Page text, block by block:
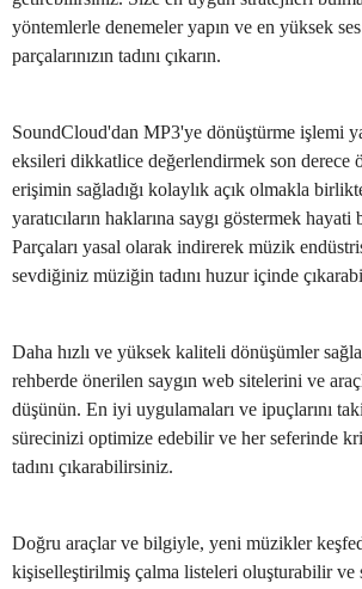
yöntemlerle denemeler yapın ve en yüksek
parçalarınızın tadını çıkarın.
SoundCloud'dan MP3'ye dönüştürme işlemi
eksileri dikkatlice değerlendirmek son derece
erişimin sağladığı kolaylık açık olmakla
yaratıcıların haklarına saygı göstermek
Parçaları yasal olarak indirerek müzik
sevdiğiniz müziğin tadını huzur içinde
Daha hızlı ve yüksek kaliteli dönüşümler
rehberde önerilen saygın web sitelerini ve
düşünün. En iyi uygulamaları ve ipuçlarını
sürecinizi optimize edebilir ve her seferinde
tadını çıkarabilirsiniz.
Doğru araçlar ve bilgiyle, yeni müzikler
kişiselleştirilmiş çalma listeleri oluşturabilir ve